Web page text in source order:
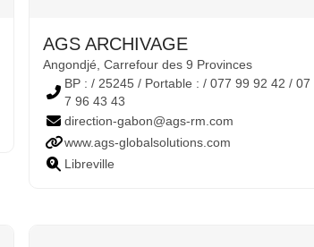
AGS ARCHIVAGE
Angondjé, Carrefour des 9 Provinces
BP : / 25245 / Portable : / 077 99 92 42 / 07
7 96 43 43
direction-gabon@ags-rm.com
www.ags-globalsolutions.com
Libreville